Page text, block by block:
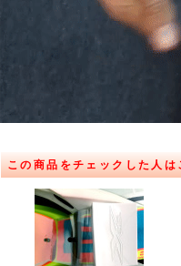
この商品をチェックした人